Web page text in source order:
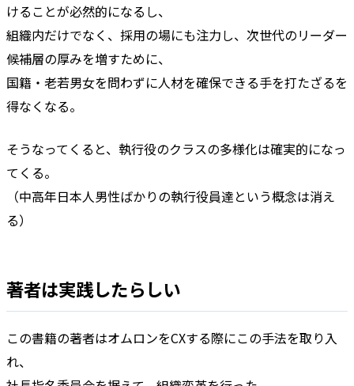
けることが必然的になるし、
組織内だけでなく、採用の場にも注力し、次世代のリーダー
候補層の厚みを増すために、
国籍・老若男女を問わずに人材を確保できる手を打たざるを
得なくなる。
そうなってくると、執行役のクラスの多様化は確実的になっ
てくる。
（中高年日本人男性ばかりの執行役員達という概念は消え
る）
著者は実践したらしい
この書籍の著者はオムロンをCXする際にこの手法を取り入
れ、